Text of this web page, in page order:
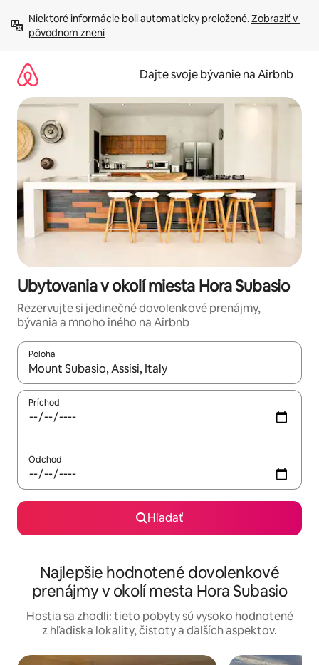
obsah.
Niektoré informácie boli automaticky preložené. Zobraziť v
pôvodnom znení
Dajte svoje bývanie na Airbnb
Ubytovania v okolí miesta Hora Subasio
Rezervujte si jedinečné dovolenkové prenájmy,
bývania a mnoho iného na Airbnb
Poloha
Keď budú výsledky k dispozícii, môžete si ich prechádzať
Príchod
Odchod
Hľadať
Najlepšie hodnotené dovolenkové
prenájmy v okolí mesta Hora Subasio
Hostia sa zhodli: tieto pobyty sú vysoko hodnotené
z hľadiska lokality, čistoty a ďalších aspektov.